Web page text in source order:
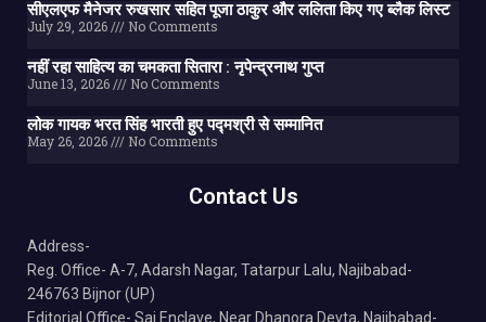
सीएलएफ मैनेजर रुखसार सहित पूजा ठाकुर और ललिता किए गए ब्लैक लिस्ट
July 29, 2026 No Comments
नहीं रहा साहित्य का चमकता सितारा : नृपेन्द्रनाथ गुप्त
June 13, 2026 No Comments
लोक गायक भरत सिंह भारती हुए पद्मश्री से सम्मानित
May 26, 2026 No Comments
Contact Us
Address-
Reg. Office- A-7, Adarsh Nagar, Tatarpur Lalu, Najibabad-
246763 Bijnor (UP)
Editorial Office- Sai Enclave, Near Dhanora Devta, Najibabad-